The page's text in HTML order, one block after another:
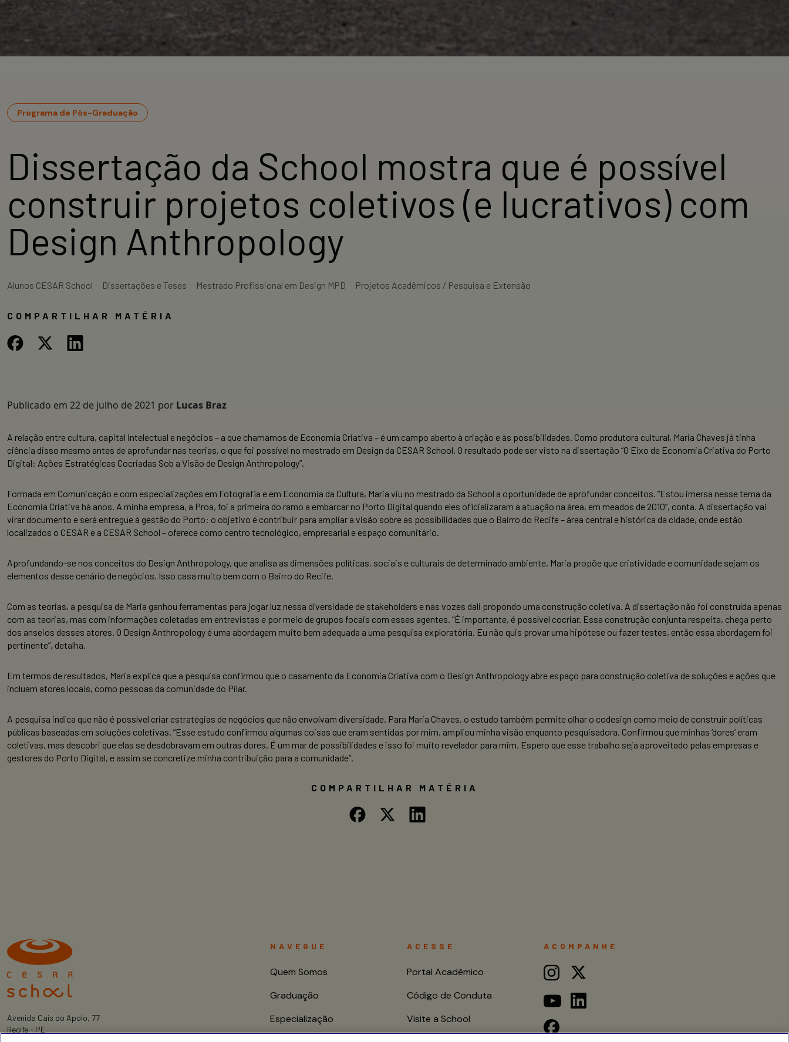
Programa de Pós-Graduação
Dissertação da School mostra que é possível
construir projetos coletivos (e lucrativos) com
Design Anthropology
Alunos CESAR School Dissertações e Teses Mestrado Profissional em Design MPD Projetos Acadêmicos / Pesquisa e Extensão
COMPARTILHAR MATÉRIA
Publicado em 22 de julho de 2021 por Lucas Braz
A relação entre cultura, capital intelectual e negócios – a que chamamos de Economia Criativa – é um campo aberto à criação e às possibilidades. Como produtora cultural, Maria Chaves já tinha
ciência disso mesmo antes de aprofundar nas teorias, o que foi possível no mestrado em Design da CESAR School. O resultado pode ser visto na dissertação “O Eixo de Economia Criativa do Porto
Digital: Ações Estratégicas Cocriadas Sob a Visão de Design Anthropology”.
Formada em Comunicação e com especializações em Fotografia e em Economia da Cultura, Maria viu no mestrado da School a oportunidade de aprofundar conceitos. “Estou imersa nesse tema da
Economia Criativa há anos. A minha empresa, a Proa, foi a primeira do ramo a embarcar no Porto Digital quando eles oficializaram a atuação na área, em meados de 2010”, conta. A dissertação vai
virar documento e será entregue à gestão do Porto: o objetivo é contribuir para ampliar a visão sobre as possibilidades que o Bairro do Recife – área central e histórica da cidade, onde estão
localizados o CESAR e a CESAR School – oferece como centro tecnológico, empresarial e espaço comunitário.
Aprofundando-se nos conceitos do Design Anthropology, que analisa as dimensões políticas, sociais e culturais de determinado ambiente, Maria propõe que criatividade e comunidade sejam os
elementos desse cenário de negócios. Isso casa muito bem com o Bairro do Recife.
Com as teorias, a pesquisa de Maria ganhou ferramentas para jogar luz nessa diversidade de stakeholders e nas vozes dali propondo uma construção coletiva. A dissertação não foi construída apenas
com as teorias, mas com informações coletadas em entrevistas e por meio de grupos focais com esses agentes. “É importante, é possível cocriar. Essa construção conjunta respeita, chega perto
dos anseios desses atores. O Design Anthropology é uma abordagem muito bem adequada a uma pesquisa exploratória. Eu não quis provar uma hipótese ou fazer testes, então essa abordagem foi
pertinente”, detalha.
Em termos de resultados, Maria explica que a pesquisa confirmou que o casamento da Economia Criativa com o Design Anthropology abre espaço para construção coletiva de soluções e ações que
incluam atores locais, como pessoas da comunidade do Pilar.
A pesquisa indica que não é possível criar estratégias de negócios que não envolvam diversidade. Para Maria Chaves, o estudo também permite olhar o codesign como meio de construir políticas
públicas baseadas em soluções coletivas. “Esse estudo confirmou algumas coisas que eram sentidas por mim. ampliou minha visão enquanto pesquisadora. Confirmou que minhas ‘dores’ eram
coletivas, mas descobri que elas se desdobravam em outras dores. É um mar de possibilidades e isso foi muito revelador para mim. Espero que esse trabalho seja aproveitado pelas empresas e
gestores do Porto Digital, e assim se concretize minha contribuição para a comunidade”.
COMPARTILHAR MATÉRIA
Avenida Cais do Apolo, 77
Recife - PE
NAVEGUE
Quem Somos
Graduação
Especialização
ACESSE
Portal Acadêmico
Código de Conduta
Visite a School
ACOMPANHE